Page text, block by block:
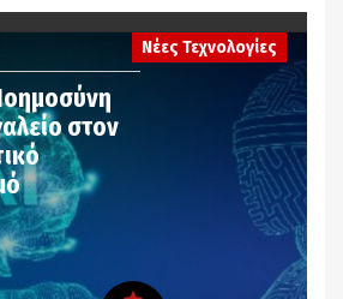
στον
Νέες Τεχνολογίες